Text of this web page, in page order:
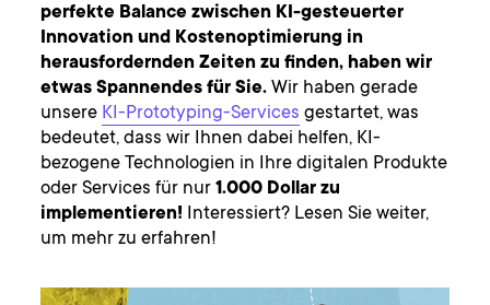
perfekte Balance zwischen KI-gesteuerter
Innovation und Kostenoptimierung in
herausfordernden Zeiten zu finden, haben wir
etwas Spannendes für Sie. Wir haben gerade
unsere KI-Prototyping-Services gestartet, was
bedeutet, dass wir Ihnen dabei helfen, KI-
bezogene Technologien in Ihre digitalen Produkte
oder Services für nur1.000 Dollar zu
implementieren! Interessiert? Lesen Sie weiter,
um mehr zu erfahren!